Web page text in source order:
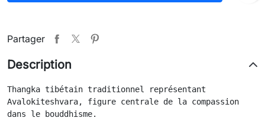
Partager
Description
Thangka tibétain traditionnel représentant
Avalokiteshvara, figure centrale de la compassion
dans le bouddhisme.